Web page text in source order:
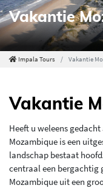
Impala Tours Vakantie
Vakantie
Heeft u weleens
Mozambique is een
landschap bestaat
centraal een bergachtig
Mozambique uit een